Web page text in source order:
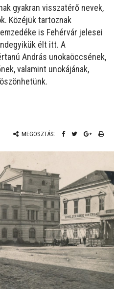
gyakran visszatérő nevek,
Közéjük tartoznak
is Fehérvár jelesei
élt itt. A
András unokaöccsének,
valamint unokájának,
MEGOSZTÁS: